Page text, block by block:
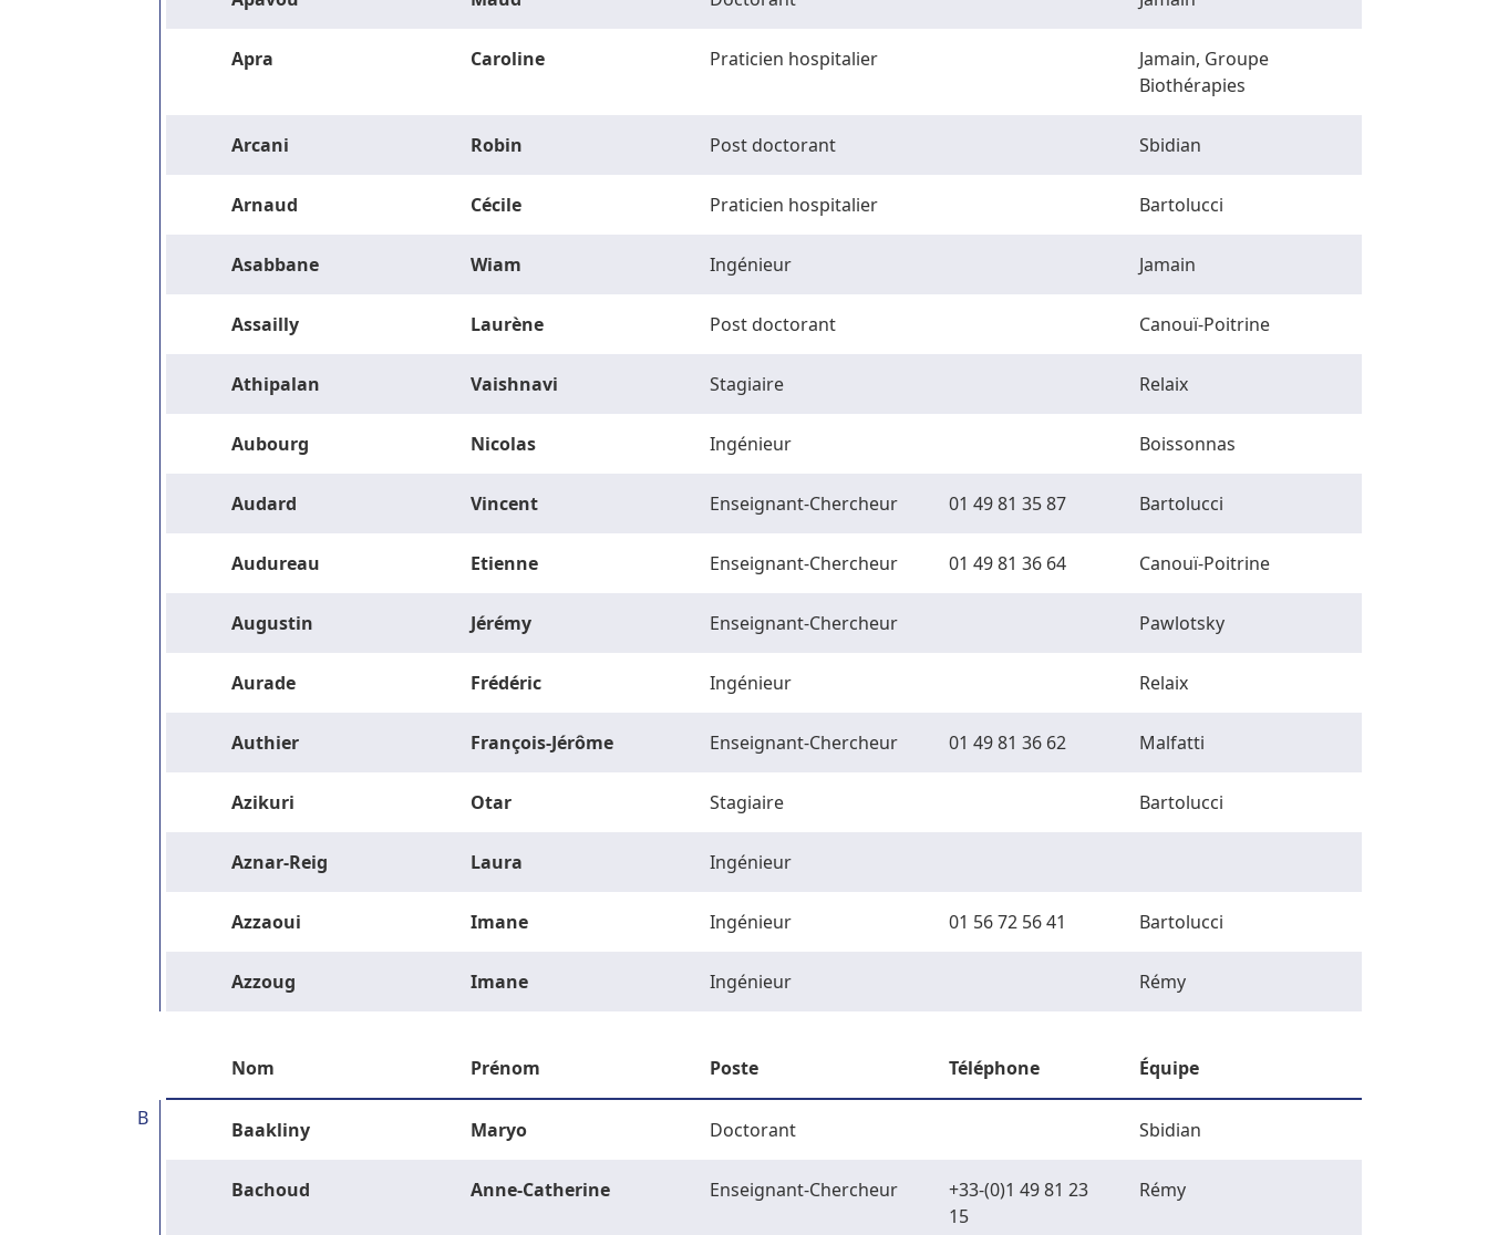
Apra Caroline Praticien hospitalier
Jamain, Groupe
Biothérapies
Arcani Robin Post doctorant Sbidian
Arnaud Cécile Praticien hospitalier Bartolucci
Asabbane Wiam Ingénieur Jamain
Assailly Laurène Post doctorant Canouï-Poitrine
Athipalan Vaishnavi Stagiaire Relaix
Aubourg Nicolas Ingénieur Boissonnas
Audard Vincent Enseignant-Chercheur 01 49 81 35 87 Bartolucci
Audureau Etienne Enseignant-Chercheur 01 49 81 36 64 Canouï-Poitrine
Augustin Jérémy Enseignant-Chercheur Pawlotsky
Aurade Frédéric Ingénieur Relaix
Authier François-Jérôme Enseignant-Chercheur 01 49 81 36 62 Malfatti
Azikuri Otar Stagiaire Bartolucci
Aznar-Reig Laura Ingénieur
Azzaoui Imane Ingénieur 01 56 72 56 41 Bartolucci
Azzoug Imane Ingénieur Rémy
Nom Prénom Poste Téléphone Équipe
B Baakliny Maryo Doctorant Sbidian
Bachoud Anne-Catherine Enseignant-Chercheur
+33-(0)1 49 81 23
15
Rémy